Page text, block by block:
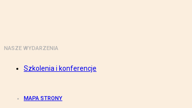
NASZE WYDARZENIA
Szkolenia i konferencje
MAPA STRONY